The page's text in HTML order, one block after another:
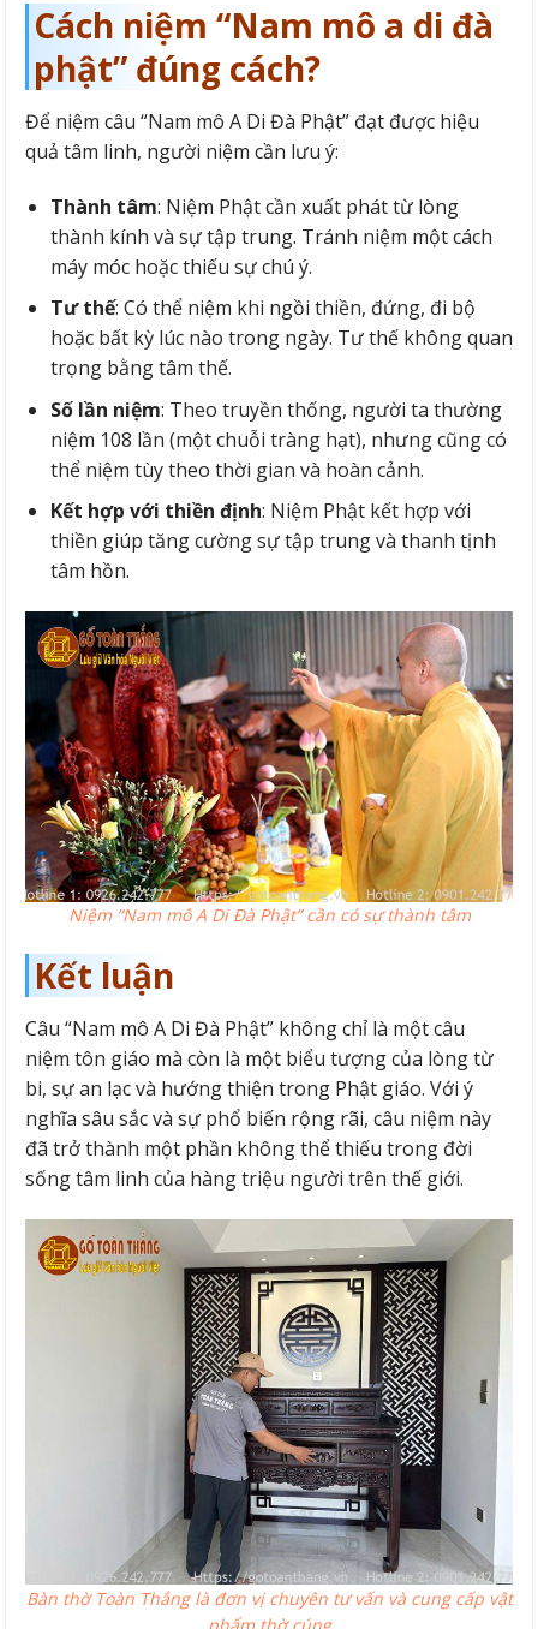
Cách niệm “Nam mô a di đà
phật” đúng cách?
Để niệm câu “Nam mô A Di Đà Phật” đạt được hiệu
quả tâm linh, người niệm cần lưu ý:
Thành tâm: Niệm Phật cần xuất phát từ lòng
thành kính và sự tập trung. Tránh niệm một cách
máy móc hoặc thiếu sự chú ý.
Tư thế: Có thể niệm khi ngồi thiền, đứng, đi bộ
hoặc bất kỳ lúc nào trong ngày. Tư thế không quan
trọng bằng tâm thế.
Số lần niệm: Theo truyền thống, người ta thường
niệm 108 lần (một chuỗi tràng hạt), nhưng cũng có
thể niệm tùy theo thời gian và hoàn cảnh.
Kết hợp với thiền định: Niệm Phật kết hợp với
thiền giúp tăng cường sự tập trung và thanh tịnh
tâm hồn.
Niệm “Nam mô A Di Đà Phật” cần có sự thành tâm
Kết luận
Câu “Nam mô A Di Đà Phật” không chỉ là một câu
niệm tôn giáo mà còn là một biểu tượng của lòng từ
bi, sự an lạc và hướng thiện trong Phật giáo. Với ý
nghĩa sâu sắc và sự phổ biến rộng rãi, câu niệm này
đã trở thành một phần không thể thiếu trong đời
sống tâm linh của hàng triệu người trên thế giới.
Bàn thờ Toàn Thắng là đơn vị chuyên tư vấn và cung cấp vật